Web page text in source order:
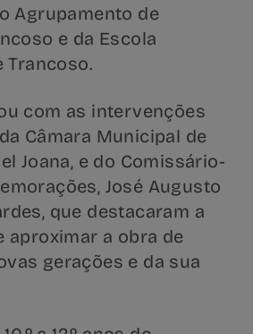
Agrupamento de
e da Escola
Trancoso.
com as intervenções
Câmara Municipal de
Joana, e do Comissário-
José Augusto
que destacaram a
aproximar a obra de
gerações e da sua